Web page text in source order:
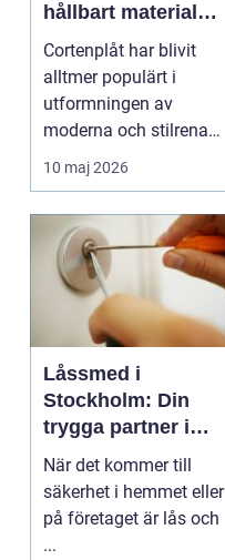
hållbart material
för din trädgård
Cortenplåt har blivit
alltmer populärt i
utformningen av
moderna och stilrena
trädg&...
10 maj 2026
Låssmed i
Stockholm: Din
trygga partner i
huvudstaden
När det kommer till
säkerhet i hemmet eller
på företaget är lås och
...